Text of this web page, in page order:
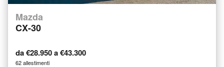
Mazda
CX-30
da €28.950 a €43.300
62 allestimenti